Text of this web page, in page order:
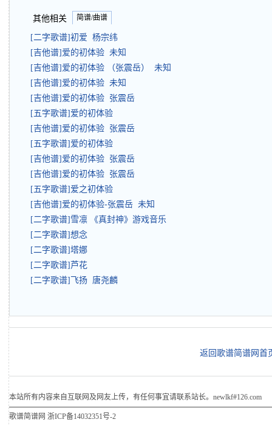
其他相关 简谱/曲谱
[二字歌谱]初爱 杨宗纬
[吉他谱]爱的初体验 未知
[吉他谱]爱的初体验 （张震岳） 未知
[吉他谱]爱的初体验 未知
[吉他谱]爱的初体验 张震岳
[五字歌谱]爱的初体验
[吉他谱]爱的初体验 张震岳
[五字歌谱]爱的初体验
[吉他谱]爱的初体验 张震岳
[吉他谱]爱的初体验 张震岳
[五字歌谱]爱之初体验
[吉他谱]爱的初体验-张震岳 未知
[二字歌谱]雪凛 《真封神》游戏音乐
[二字歌谱]想念
[二字歌谱]塔娜
[二字歌谱]芦花
[二字歌谱]飞扬 唐尧麟
返回歌谱简谱网首
本站所有内容来自互联网及网友上传，有任何事宜请联系站长。newlkf#126.com
歌谱简谱网 浙ICP备14032351号-2